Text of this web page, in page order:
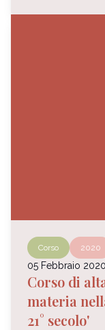
Corso 2020
05 Febbraio 2020
Corso di
materia
21° secolo'